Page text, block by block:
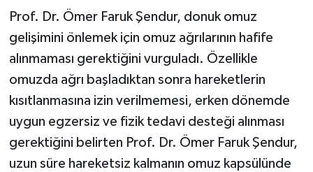
Prof. Dr. Ömer Faruk Şendur, donuk omuz
gelişimini önlemek için omuz ağrılarının hafife
alınmaması gerektiğini vurguladı. Özellikle
omuzda ağrı başladıktan sonra hareketlerin
kısıtlanmasına izin verilmemesi, erken dönemde
uygun egzersiz ve fizik tedavi desteği alınması
gerektiğini belirten Prof. Dr. Ömer Faruk Şendur,
uzun süre hareketsiz kalmanın omuz kapsülünde